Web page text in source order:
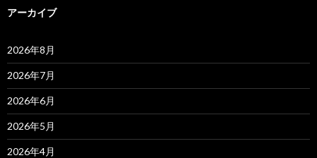
アーカイブ
2026年8月
2026年7月
2026年6月
2026年5月
2026年4月